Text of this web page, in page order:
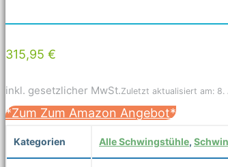
315,95 €
inkl. gesetzlicher MwSt.Zuletzt aktualisiert am:
*Zum Zum Amazon Angebot*
Kategorien Alle Schwingstühle,